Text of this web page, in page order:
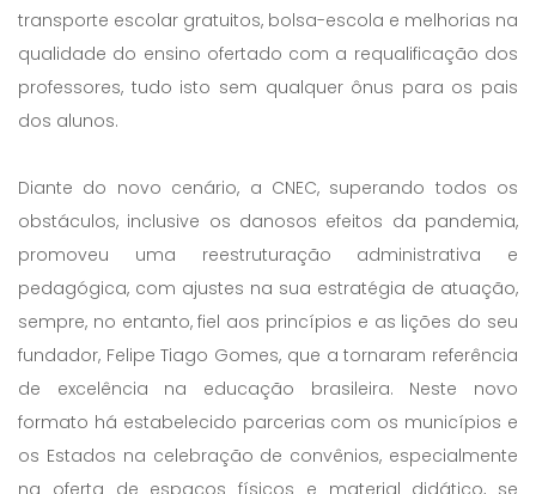
transporte escolar gratuitos, bolsa-escola e melhorias na
qualidade do ensino ofertado com a requalificação dos
professores, tudo isto sem qualquer ônus para os pais
dos alunos.
Diante do novo cenário, a CNEC, superando todos os
obstáculos, inclusive os danosos efeitos da pandemia,
promoveu uma reestruturação administrativa e
pedagógica, com ajustes na sua estratégia de atuação,
sempre, no entanto, fiel aos princípios e as lições do seu
fundador, Felipe Tiago Gomes, que a tornaram referência
de excelência na educação brasileira. Neste novo
formato há estabelecido parcerias com os municípios e
os Estados na celebração de convênios, especialmente
na oferta de espaços físicos e material didático, se